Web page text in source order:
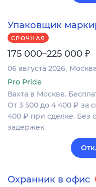
Упаковщик
СРОЧНАЯ
175 000–225 000 ₽
06 августа 2026 Москва
Pro Pride
Вахта в Москве.
От 3 500 до 4 400 ₽ за
400 ₽ при сделке. Без
задержек.
Охранник в офис